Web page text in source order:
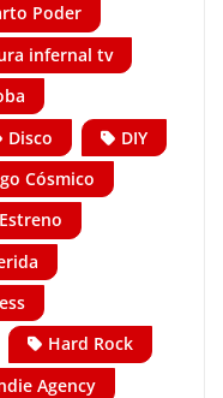
Poder
infernal tv
Disco
DIY
Cósmico
Estreno
Hard Rock
Agency